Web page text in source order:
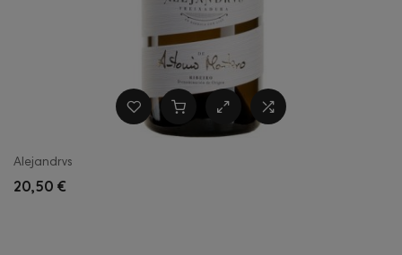
Alejandrvs
20,50 €